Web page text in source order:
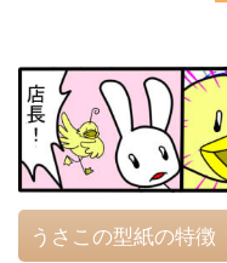
うさこの型紙の特徴